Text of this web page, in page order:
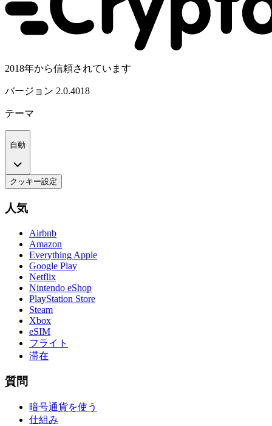
2018年から信頼されています
バージョン 2.0.4018
テーマ
自動
クッキー設定
人気
Airbnb
Amazon
Everything Apple
Google Play
Netflix
Nintendo eShop
PlayStation Store
Steam
Xbox
eSIM
フライト
滞在
質問
暗号通貨を使う
仕組み